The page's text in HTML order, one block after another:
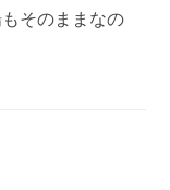
そのままなの